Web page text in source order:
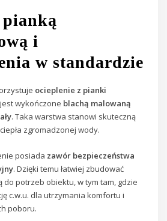
pianką
i
w standardzie
ocieplenie z pianki
wykończone blachą malowaną
. Taka warstwa stanowi skuteczną
zgromadzonej wody.
posiada zawór bezpieczeństwa
. Dzięki temu łatwiej zbudować
potrzeb obiektu, w tym tam, gdzie
c.w.u. dla utrzymania komfortu i
poboru.